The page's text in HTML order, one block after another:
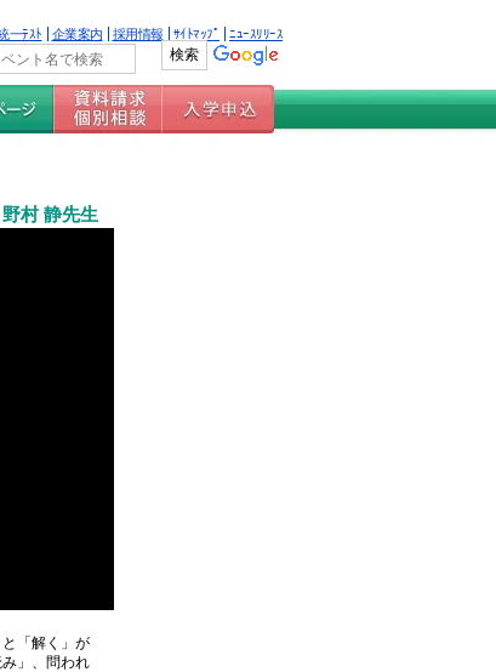
一ﾃｽﾄ 企業案内 採用情報 ｻｲﾄﾏｯﾌﾟ ﾆｭｰｽﾘﾘｰｽ
野村 静先生
「解く」が
」、問われ